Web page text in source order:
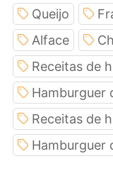
Queijo
Alface
Receitas de
Hamburguer
Receitas de
Hamburguer